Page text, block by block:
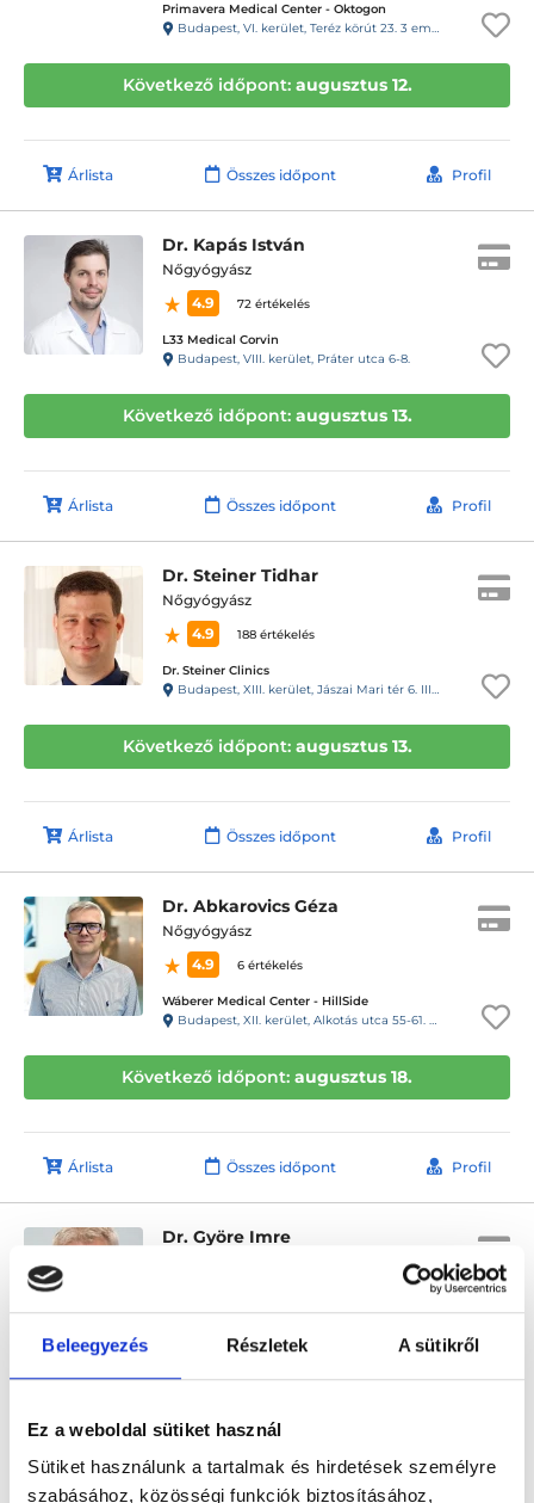
Beleegyezés Részletek A sütikről
Ez a weboldal sütiket használ
Sütiket használunk a tartalmak és hirdetések személyre
szabásához, közösségi funkciók biztosításához,
Primavera Medical Center - Oktogon
Budapest, VI. kerület, Teréz körút 23. 3 em. 11. ajtó
Következő időpont: augusztus 12.
Árlista Összes időpont Profil
Dr. Kapás István
Nőgyógyász
4.9
72 értékelés
L33 Medical Corvin
Budapest, VIII. kerület, Práter utca 6-8.
Következő időpont: augusztus 13.
Árlista Összes időpont Profil
Dr. Steiner Tidhar
Nőgyógyász
4.9
188 értékelés
Dr. Steiner Clinics
Budapest, XIII. kerület, Jászai Mari tér 6. III. 16. 16-os kapucsengő.
Következő időpont: augusztus 13.
Árlista Összes időpont Profil
Dr. Abkarovics Géza
Nőgyógyász
4.9
6 értékelés
Wáberer Medical Center - HillSide
Budapest, XII. kerület, Alkotás utca 55-61. Hillside
Következő időpont: augusztus 18.
Árlista Összes időpont Profil
Dr. Györe Imre
Zalaegerszeg, Platán sor 2
Árlista Összes időpont